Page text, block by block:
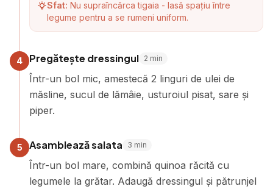
Sfat: Nu supraîncărca tigaia - lasă spațiu între
legume pentru a se rumeni uniform.
4 Pregătește dressingul 2 min
Într-un bol mic, amestecă 2 linguri de ulei de
măsline, sucul de lămâie, usturoiul pisat, sare și
piper.
5 Asamblează salata 3 min
Într-un bol mare, combină quinoa răcită cu
legumele la grătar. Adaugă dressingul și pătrunjel